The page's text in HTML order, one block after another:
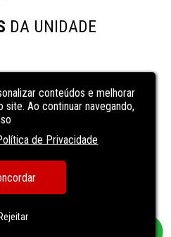
DA UNIDADE
conteúdos e melhorar
site. Ao continuar navegando,
de Privacidade
Rejeitar